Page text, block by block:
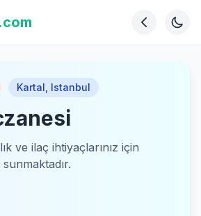
.com
Kartal Istanbul
ve ilaç ihtiyaçlarınız için